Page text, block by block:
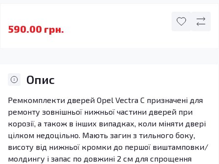
590.00 грн.
Опис
Ремкомплекти дверей Opel Vectra C призначені для
ремонту зовнішньої нижньої частини дверей при
корозії, а також в інших випадках, коли міняти двері
цілком недоцільно. Мають загин з тильного боку,
висоту від нижньої кромки до першої виштамповки/
молдингу і запас по довжині 2 см для спрощення